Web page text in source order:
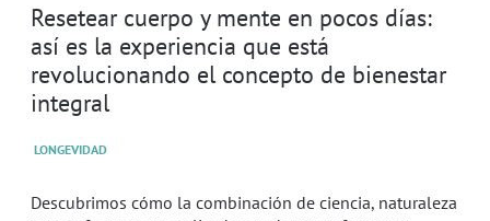
Resetear cuerpo y mente en pocos días:
así es la experiencia que está
revolucionando el concepto de bienestar
integral
LONGEVIDAD
Descubrimos cómo la combinación de ciencia, naturaleza